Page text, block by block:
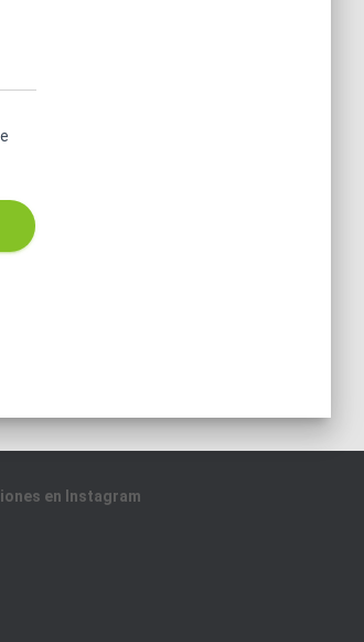
en Instagram